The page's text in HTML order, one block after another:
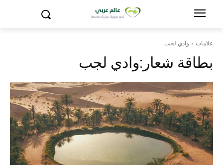
علامات وادي لجب
بطاقة شعار:وادي لجب